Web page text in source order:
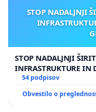
STOP NADALJNJI
STOP NADALJNJI
INFRASTRUKTURE IN
GRADIŠČAKU
54 podpisov
Obvestilo o